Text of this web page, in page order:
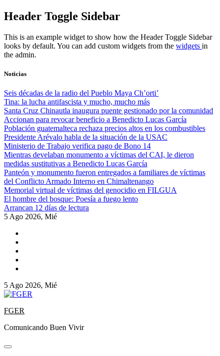
Skip
to
Header Toggle Sidebar
This is an example widget to show how the Header Toggle Sidebar
looks by default. You can add custom widgets from the widgets in
the admin.
Noticias
Seis décadas de la radio del Pueblo Maya Ch’orti’
Tina: la lucha antifascista y mucho, mucho más
Santa Cruz Chinautla inaugura puente gestionado por la comunidad
Accionan para revocar beneficio a Benedicto Lucas García
Población guatemalteca rechaza precios altos en los combustibles
Presidente Arévalo habla de la situación de la USAC
Ministerio de Trabajo verifica pago de Bono 14
Mientras develaban monumento a víctimas del CAI, le dieron
medidas sustitutivas a Benedicto Lucas García
Panteón y monumento fueron entregados a familiares de víctimas
del Conflicto Armado Interno en Chimaltenango
Memorial virtual de víctimas del genocidio en FILGUA
El hombre del bosque: Poesía a fuego lento
Arrancan 12 días de lectura
5 Ago 2026, Mié
5 Ago 2026, Mié
FGER
Comunicando Buen Vivir